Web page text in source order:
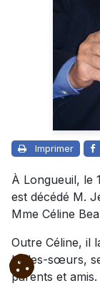
Imprimer
À Longueuil, le
est décédé M.
Mme Céline
Outre Céline, il
belles-sœurs,
parents et amis.